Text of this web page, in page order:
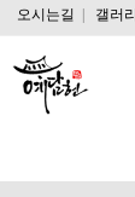
오시는길 갤러리